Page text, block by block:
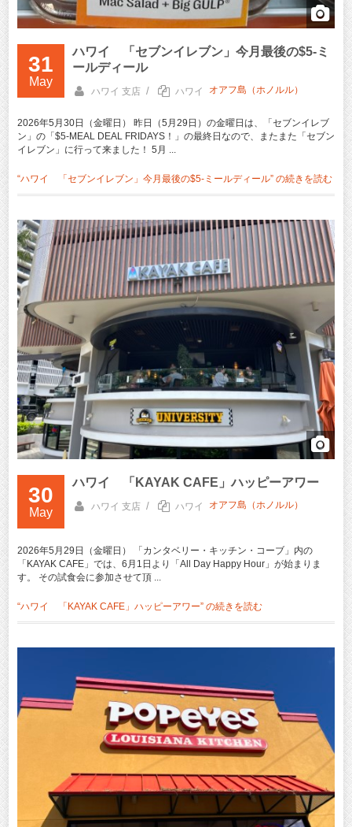
31
May
ハワイ 「セブンイレブン」今月最後の$5‐ミ
ールディール
ハワイ 支店 / ハワイ オアフ島（ホノルル）
2026年5月30日（金曜日） 昨日（5月29日）の金曜日は、「セブンイレブ
ン」の「$5‐MEAL DEAL FRIDAYS！」の最終日なので、またまた「セブン
イレブン」に行って来ました！ 5月 ...
“ハワイ 「セブンイレブン」今月最後の$5‐ミールディール” の続きを読む
30
May
ハワイ 「KAYAK CAFE」ハッピーアワー
ハワイ 支店 / ハワイ オアフ島（ホノルル）
2026年5月29日（金曜日） 「カンタベリー・キッチン・コーブ」内の
「KAYAK CAFE」では、6月1日より「All Day Happy Hour」が始まりま
す。 その試食会に参加させて頂 ...
“ハワイ 「KAYAK CAFE」ハッピーアワー” の続きを読む